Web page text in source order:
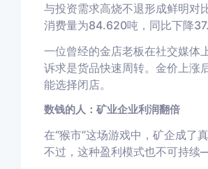
与投资需求高烧不退形成鲜明对
消费量为84.620吨，同比下降
一位曾经的金店老板在社交媒体
诉求是货品快速周转。金价上涨
能选择闭店。
数钱的人：矿业企业利润翻倍
在“猴市”这场游戏中，矿企成了
不过，这种盈利模式也不可持续